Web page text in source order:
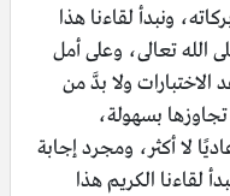
ونبدأ لقاءنا هذا
الله تعالى، وعلى أمل
ولا بدَّ من
بسهولة،
لا أكثر، ومجرد إجابة
لقاءنا الكريم هذا